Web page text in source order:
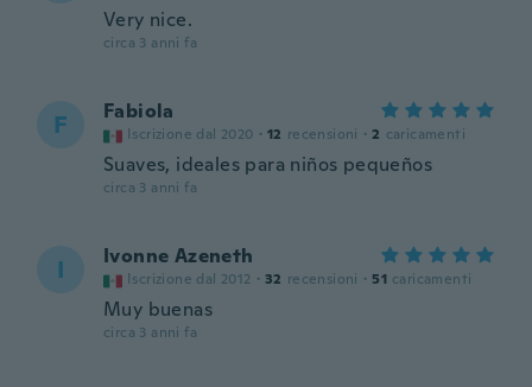
Very nice.
circa 3 anni fa
F Fabiola
Iscrizione dal 2020 · 12 recensioni · 2 caricamenti
Suaves, ideales para niños pequeños
circa 3 anni fa
I Ivonne Azeneth
Iscrizione dal 2012 · 32 recensioni · 51 caricamenti
Muy buenas
circa 3 anni fa